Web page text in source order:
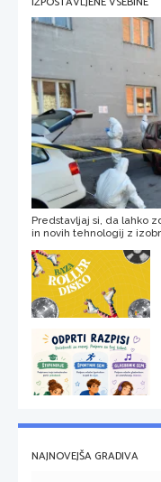
Predstavljaj si, da lahko
in novih tehnologij z
NAJNOVEJŠA GRADIVA